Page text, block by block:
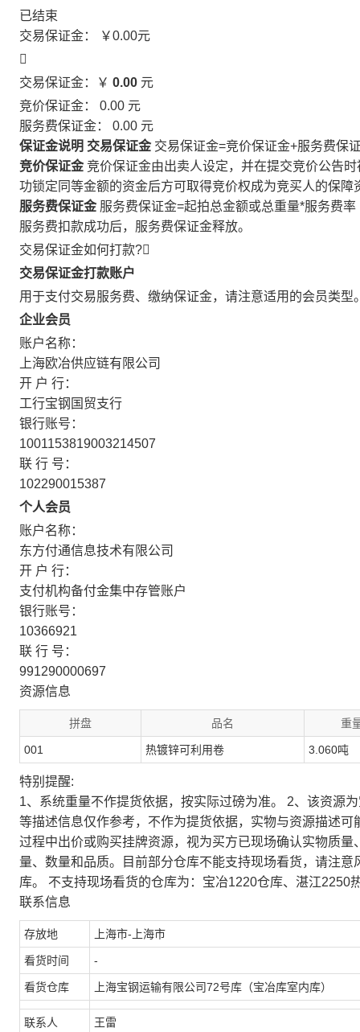
已结束
交易保证金：
￥0.00元

交易保证金：￥ 0.00 元
竞价保证金： 0.00 元
服务费保证金： 0.00 元
保证金说明 交易保证金 交易保证金=竞价保证金+服务费保
竞价保证金 竞价保证金由出卖人设定，并在提交竞价公告
功锁定同等金额的资金后方可取得竞价权成为竞买人的保障
服务费保证金 服务费保证金=起拍总金额或总重量*服务费率
服务费扣款成功后，服务费保证金释放。
交易保证金如何打款?
交易保证金打款账户
用于支付交易服务费、缴纳保证金，请注意适用的会员类型
企业会员
账户名称：
上海欧冶供应链有限公司
开 户 行：
工行宝钢国贸支行
银行账号：
1001153819003214507
联 行 号：
102290015387
个人会员
账户名称：
东方付通信息技术有限公司
开 户 行：
支付机构备付金集中存管账户
银行账号：
10366921
联 行 号：
991290000697
资源信息
拼盘 品名 重
001 热镀锌可利用卷 3.060吨
特别提醒:
1、系统重量不作提货依据，按实际过磅为准。 2、该资源
等描述信息仅作参考，不作为提货依据，实物与资源描述
过程中出价或购买挂牌资源，视为买方已现场确认实物质
量、数量和品质。目前部分仓库不能支持现场看货，请注
库。 不支持现场看货的仓库为：宝冶1220仓库、湛江2250
联系信息
存放地 上海市-上海市
看货时间 -
看货仓库 上海宝钢运输有限公司72号库（宝冶库室内库）
联系人 王雷